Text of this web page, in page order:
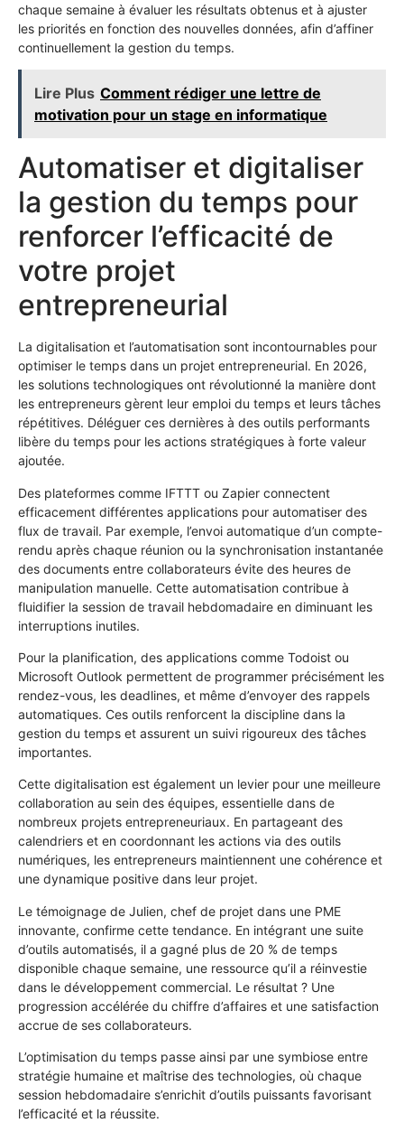
chaque semaine à évaluer les résultats obtenus et à ajuster
les priorités en fonction des nouvelles données, afin d’affiner
continuellement la gestion du temps.
Lire Plus Comment rédiger une lettre de
motivation pour un stage en informatique
Automatiser et digitaliser
la gestion du temps pour
renforcer l’efficacité de
votre projet
entrepreneurial
La digitalisation et l’automatisation sont incontournables pour
optimiser le temps dans un projet entrepreneurial. En 2026,
les solutions technologiques ont révolutionné la manière dont
les entrepreneurs gèrent leur emploi du temps et leurs tâches
répétitives. Déléguer ces dernières à des outils performants
libère du temps pour les actions stratégiques à forte valeur
ajoutée.
Des plateformes comme IFTTT ou Zapier connectent
efficacement différentes applications pour automatiser des
flux de travail. Par exemple, l’envoi automatique d’un compte-
rendu après chaque réunion ou la synchronisation instantanée
des documents entre collaborateurs évite des heures de
manipulation manuelle. Cette automatisation contribue à
fluidifier la session de travail hebdomadaire en diminuant les
interruptions inutiles.
Pour la planification, des applications comme Todoist ou
Microsoft Outlook permettent de programmer précisément les
rendez-vous, les deadlines, et même d’envoyer des rappels
automatiques. Ces outils renforcent la discipline dans la
gestion du temps et assurent un suivi rigoureux des tâches
importantes.
Cette digitalisation est également un levier pour une meilleure
collaboration au sein des équipes, essentielle dans de
nombreux projets entrepreneuriaux. En partageant des
calendriers et en coordonnant les actions via des outils
numériques, les entrepreneurs maintiennent une cohérence et
une dynamique positive dans leur projet.
Le témoignage de Julien, chef de projet dans une PME
innovante, confirme cette tendance. En intégrant une suite
d’outils automatisés, il a gagné plus de 20 % de temps
disponible chaque semaine, une ressource qu’il a réinvestie
dans le développement commercial. Le résultat ? Une
progression accélérée du chiffre d’affaires et une satisfaction
accrue de ses collaborateurs.
L’optimisation du temps passe ainsi par une symbiose entre
stratégie humaine et maîtrise des technologies, où chaque
session hebdomadaire s’enrichit d’outils puissants favorisant
l’efficacité et la réussite.